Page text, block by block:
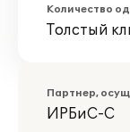
Количество
Толстый
Партнер,
ИРБиС-С